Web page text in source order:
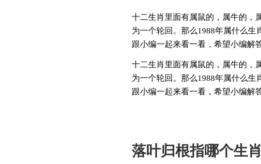
十二生肖里面有属鼠的，属牛的，
为一个轮回。那么1988年属什么
跟小编一起来看一看，希望小编解
十二生肖里面有属鼠的，属牛的，
为一个轮回。那么1988年属什么
跟小编一起来看一看，希望小编解
落叶归根指哪个生肖